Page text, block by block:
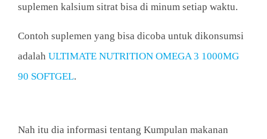
suplemen kalsium sitrat bisa di minum setiap waktu.
Contoh suplemen yang bisa dicoba untuk dikonsumsi
adalah ULTIMATE NUTRITION OMEGA 3 1000MG
90 SOFTGEL.
Nah itu dia informasi tentang Kumpulan makanan